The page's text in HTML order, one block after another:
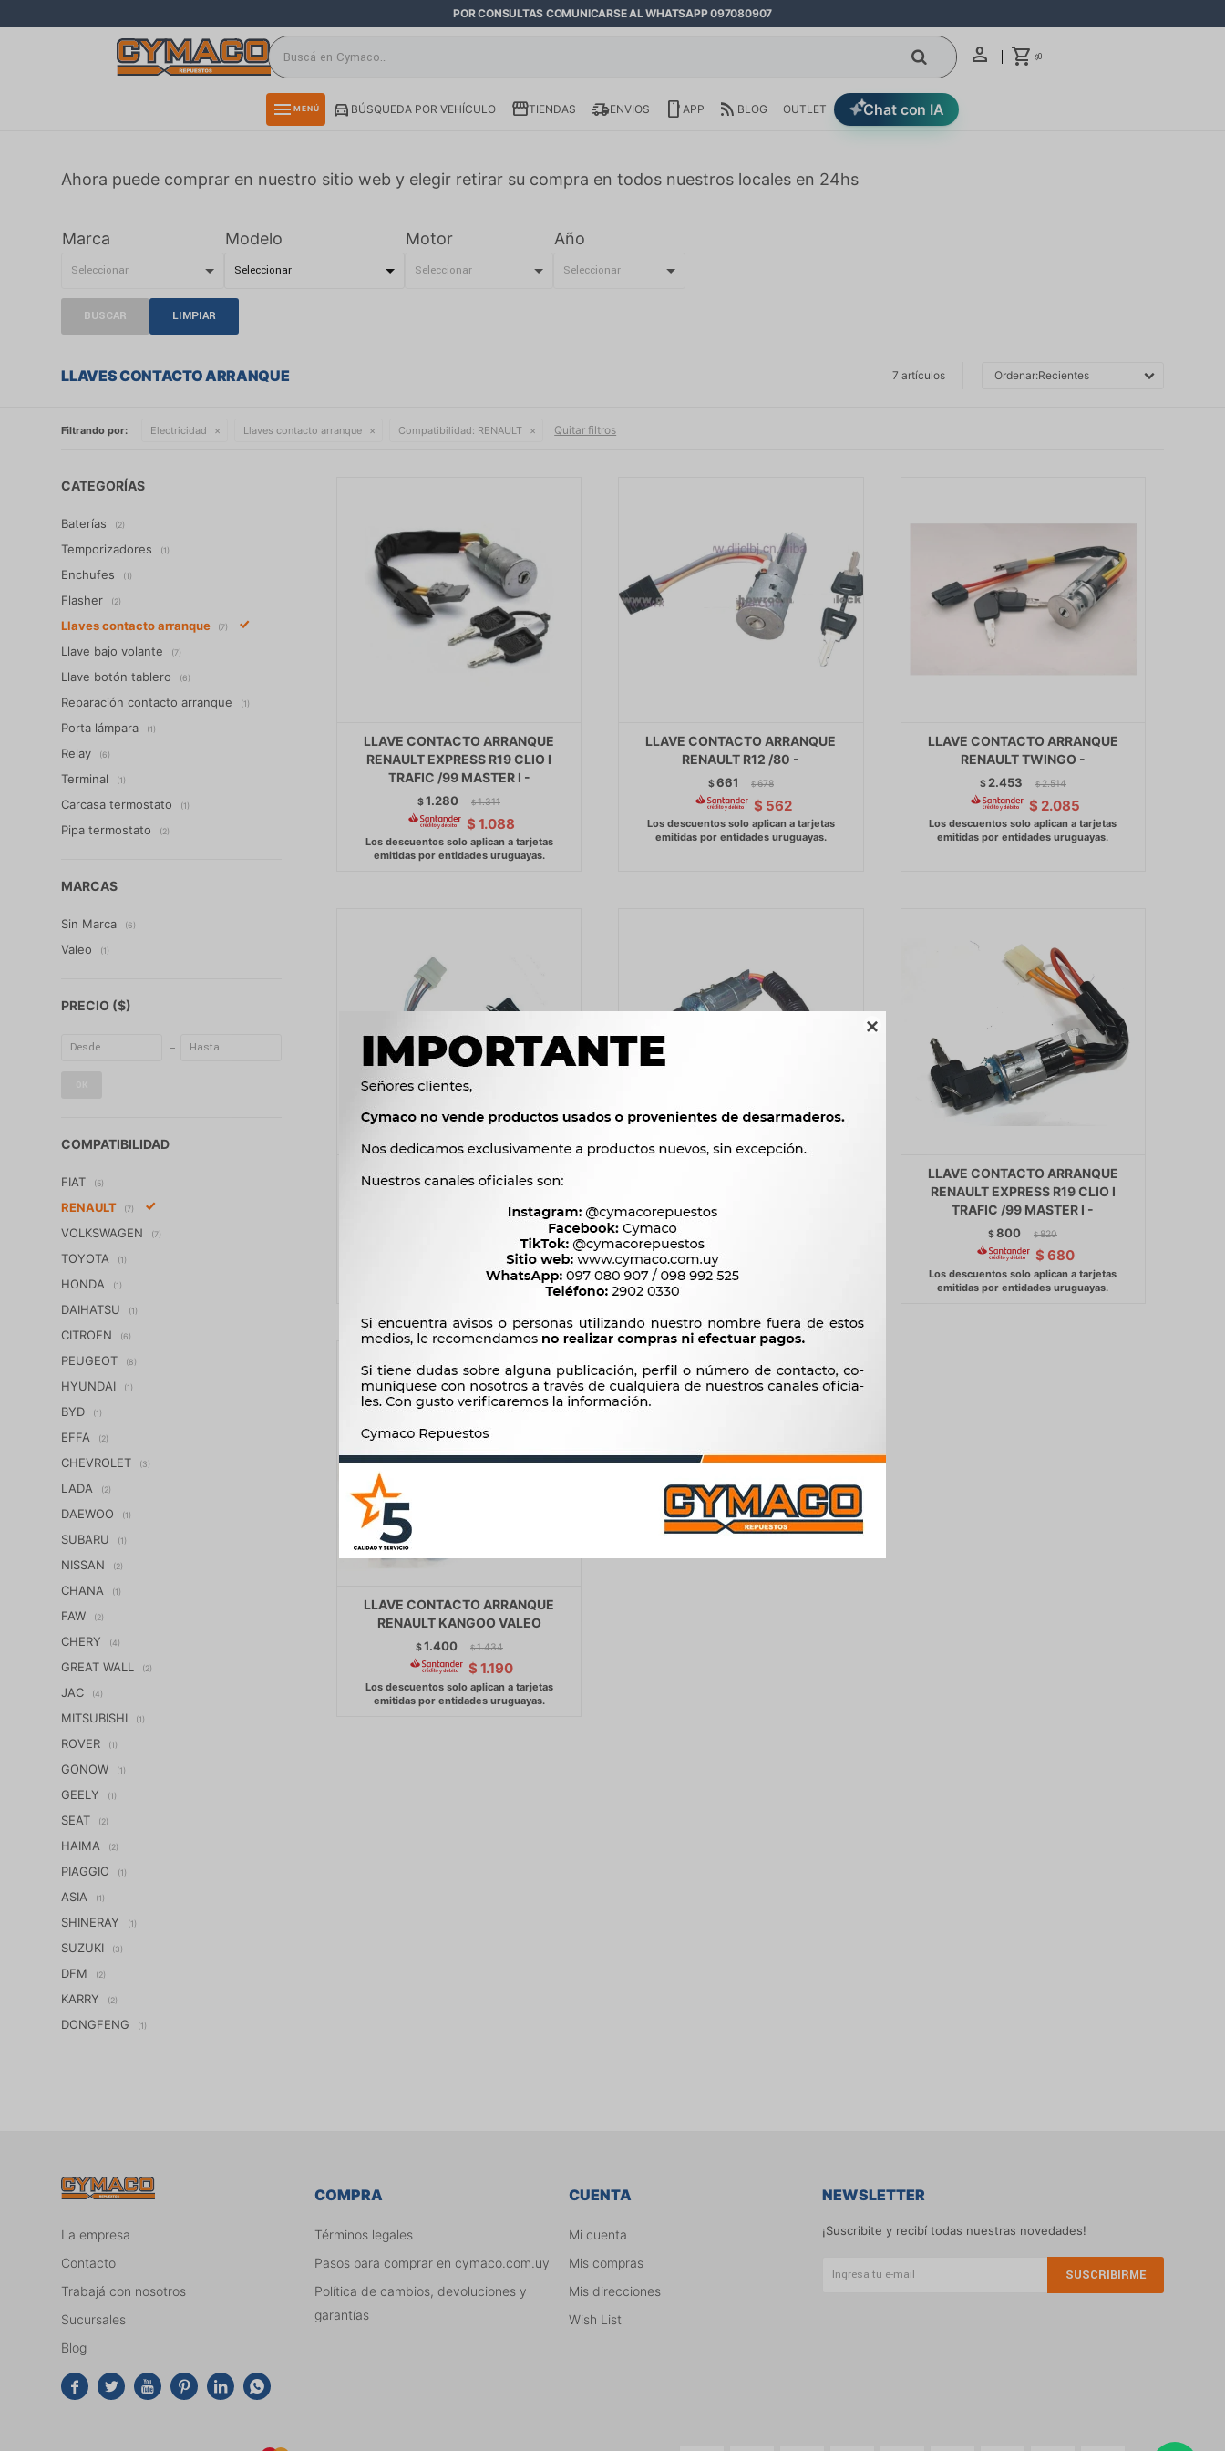

POR CONSULTAS COMUNICARSE AL WHATSAPP 097080907
$0
menu MENÚ Chat con IA
BÚSQUEDA POR VEHÍCULO TIENDAS ENVIOS APP BLOG OUTLET
Ahora puede comprar en nuestro sitio web y elegir retirar su compra en todos nuestros locales en 24hs
Marca Modelo Motor Año
BUSCAR LIMPIAR
LLAVES CONTACTO ARRANQUE 7 artículos Recientes
Filtrando por: Electricidad Llaves contacto arranque Compatibilidad: RENAULT Quitar filtros
LLAVE CONTACTO ARRANQUE
RENAULT EXPRESS R19 CLIO I
TRAFIC /99 MASTER I -
$1.280 $ 1.311
$ 1.088
LLAVE CONTACTO ARRANQUE
RENAULT R12 /80 -
$661 $ 678
$ 562
LLAVE CONTACTO ARRANQUE
RENAULT TWINGO -
$2.453 $ 2.514
$ 2.085
LLAVE CONTACTO ARRANQUE
$1.143
LLAVE CONTACTO ARRANQUE
RENAULT EXPRESS R19 CLIO I
TRAFIC /99 MASTER I -
$800 $ 820
$ 680
LLAVE CONTACTO ARRANQUE
RENAULT KANGOO VALEO
$1.400 $ 1.434
$ 1.190
CATEGORÍAS
Baterías (2)
Temporizadores (1)
Enchufes (1)
Flasher (2)
Llaves contacto arranque (7)
Llave bajo volante (7)
Llave botón tablero (6)
Reparación contacto arranque (1)
Porta lámpara (1)
Relay (6)
Terminal (1)
Carcasa termostato (1)
Pipa termostato (2)
MARCAS
Sin Marca (6)
Valeo (1)
PRECIO ($)
COMPATIBILIDAD
FIAT (5)
RENAULT (7)
VOLKSWAGEN (7)
TOYOTA (1)
HONDA (1)
DAIHATSU (1)
CITROEN (6)
PEUGEOT (8)
HYUNDAI (1)
BYD (1)
EFFA (2)
CHEVROLET (3)
LADA (2)
DAEWOO (1)
SUBARU (1)
NISSAN (2)
CHANA (1)
FAW (2)
CHERY (4)
GREAT WALL (2)
JAC (4)
MITSUBISHI (1)
ROVER (1)
GONOW (1)
GEELY (1)
SEAT (2)
HAIMA (2)
PIAGGIO (1)
ASIA (1)
SHINERAY (1)
SUZUKI (3)
DFM (2)
KARRY (2)
DONGFENG (1)
La empresa
Contacto
Trabajá con nosotros
Sucursales
Blog
     
COMPRA
Términos legales
Pasos para comprar en cymaco.com.uy
Política de cambios, devoluciones y
garantías
CUENTA
Mi cuenta
Mis compras
Mis direcciones
Wish List
NEWSLETTER
¡Suscribite y recibí todas nuestras novedades!
SUSCRIBIRME
close
directions_car
smartphone